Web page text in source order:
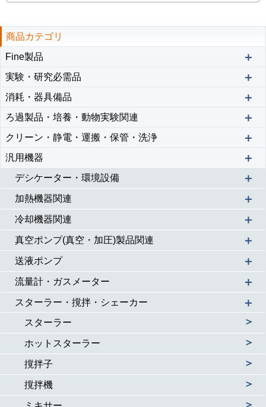
商品カテゴリ
Fine製品
＋
実験・研究必需品 ＋
消耗・器具備品 ＋
ろ過製品・培養・動物実験関連 ＋
クリーン・静電・運搬・保管・洗浄 ＋
汎用機器 ＋
デシケーター・環境設備 ＋
加熱機器関連 ＋
冷却機器関連 ＋
真空ポンプ(真空・加圧)製品関連 ＋
送液ポンプ ＋
流量計・ガスメーター ＋
スターラー・撹拌・シェーカー ＋
スターラー ＞
ホットスターラー ＞
撹拌子 ＞
撹拌機 ＞